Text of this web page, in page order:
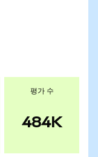
평가 수
484K